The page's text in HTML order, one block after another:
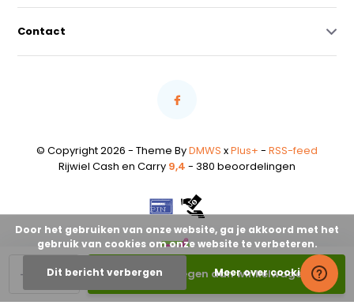
+
- Toevoegen aan winkelwagen
Contact
© Copyright 2026 - Theme ByDMWS xPlus+ - RSS-feed
Rijwiel Cash en Carry 9,4 - 380 beoordelingen
Door het gebruiken van onze website, ga je akkoord met het
gebruik van cookies om onze website te verbeteren.
Dit bericht verbergen Meer over cookies »